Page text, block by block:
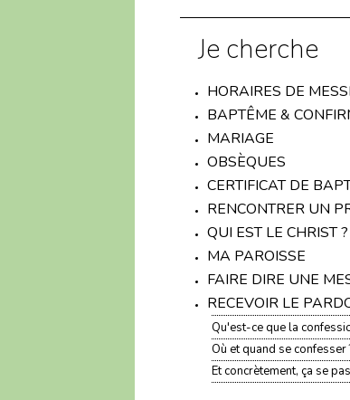
Je cherche
HORAIRES DE
BAPTÊME &
MARIAGE
OBSÈQUES
CERTIFICAT DE
RENCONTRER UN
QUI EST LE CHRIST
MA PAROISSE
FAIRE DIRE UNE
RECEVOIR LE
Qu'est-ce que la
Où et quand se confesser
Et concrètement, ça se